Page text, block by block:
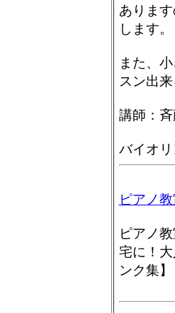
ありま
します。
また、
スン出
講師：
バイオ
ピアノ
ピアノ
宅に！
ンク集】